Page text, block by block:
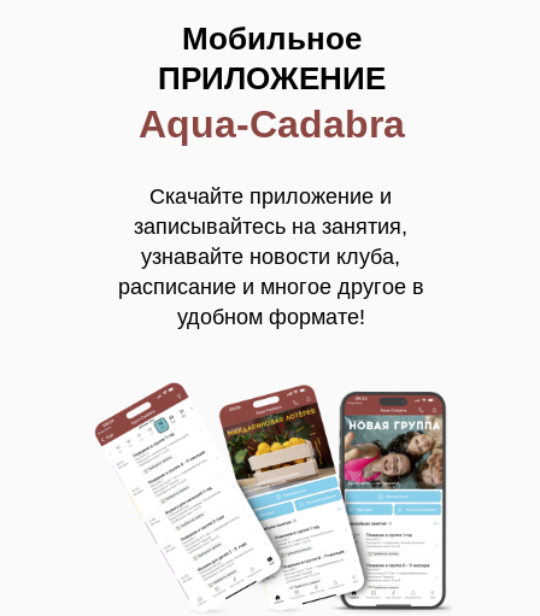
Aqua-Cadabra
Мобильное
ПРИЛОЖЕНИЕ
Скачайте приложение и
записывайтесь на занятия,
узнавайте новости клуба,
расписание и многое другое в
удобном формате!